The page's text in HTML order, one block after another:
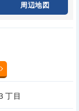
周辺地図
丁目